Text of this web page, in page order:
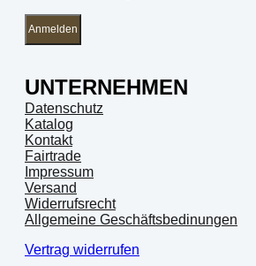
Anmelden
UNTERNEHMEN
Datenschutz
Katalog
Kontakt
Fairtrade
Impressum
Versand
Widerrufsrecht
Allgemeine Geschäftsbedinungen
Vertrag widerrufen